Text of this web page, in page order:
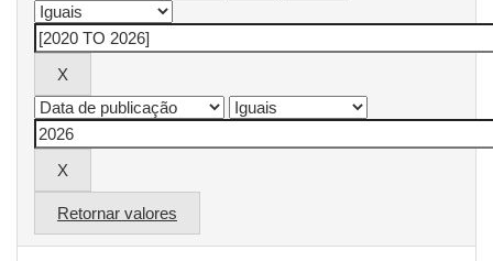
Retornar valores